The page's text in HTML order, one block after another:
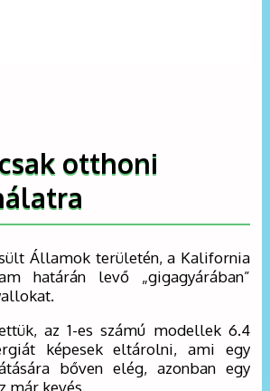
otthoni
Államok területén, a Kalifornia
határán levő „gigagyárában”
az 1-es számú modellek 6.4
képesek eltárolni, ami egy
bőven elég, azonban egy
már kevés.